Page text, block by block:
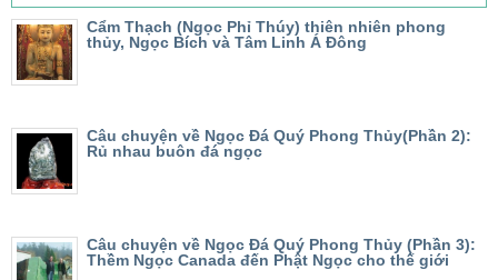
Cẩm Thạch (Ngọc Phỉ Thúy) thiên nhiên phong
thủy, Ngọc Bích và Tâm Linh Á Đông
Câu chuyện về Ngọc Đá Quý Phong Thủy(Phần 2):
Rủ nhau buôn đá ngọc
Câu chuyện về Ngọc Đá Quý Phong Thủy (Phần 3):
Thềm Ngọc Canada đến Phật Ngọc cho thế giới